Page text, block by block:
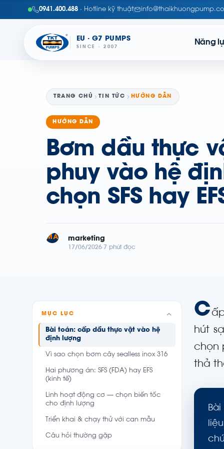
0941.400.488 · Hotline kỹ thuật
EU · G7 PUMPS
SINCE · 2007
Năng
TRANG CHỦ TIN TỨC HƯỚNG DẪN
HƯỚNG DẪN
Bơm dầu thực
phuy vào hệ
chọn SFS hay
MA marketing
17/06/2026 7 phút đọc
MỤC LỤC
Bài toán: cấp dầu thực vật vào hệ
định lượng
Vì sao chọn bơm cây sealless inox 316
Hai phương án: SFS (FDA) hay EFS
(kinh tế)
Linh hoạt động cơ — chọn biến tốc
cho định lượng
Triển khai & chạy thử với can mẫu
Câu hỏi thường gặp
C
hút
chọn
thả